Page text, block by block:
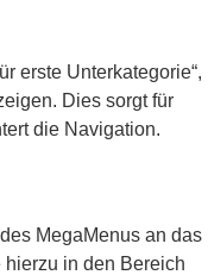
erste Unterkategorie“,
Dies sorgt für
die Navigation.
MegaMenus an das
hierzu in den Bereich